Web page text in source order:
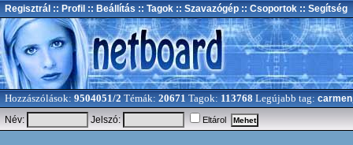
Regisztrál :: Profil :: Beállítás :: Tagok :: Szavazógép :: Csoportok :: Segítség
Hozzászólások: 9504051/2 Témák: 20671 Tagok: 113768 Legújabb tag:
Név:
Jelszó: Eltárol